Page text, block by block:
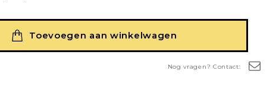
Nog vragen? Contact:
Toevoegen aan winkelwagen